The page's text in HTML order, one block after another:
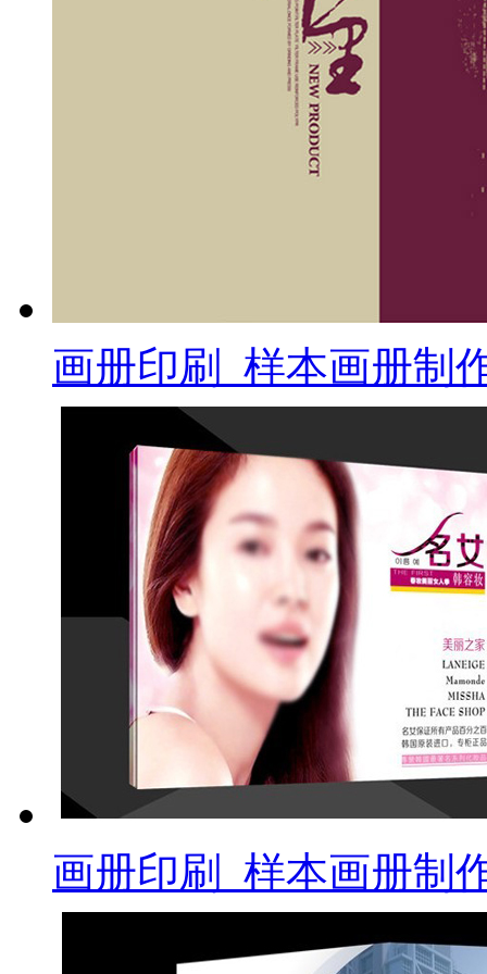
画册印刷_样本画册制
画册印刷_样本画册制